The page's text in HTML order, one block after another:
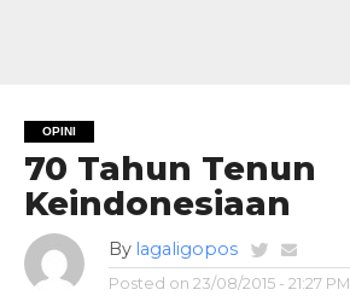
OPINI
70 Tahun Tenun
Keindonesiaan
By lagaligopos
Posted on 23/08/2015 - 21:27 PM